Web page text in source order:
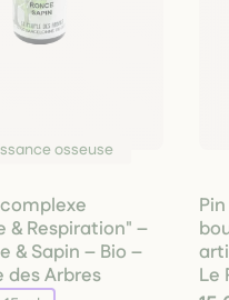
osseuse
& Respiration" –
& Sapin – Bio –
des Arbres
Le